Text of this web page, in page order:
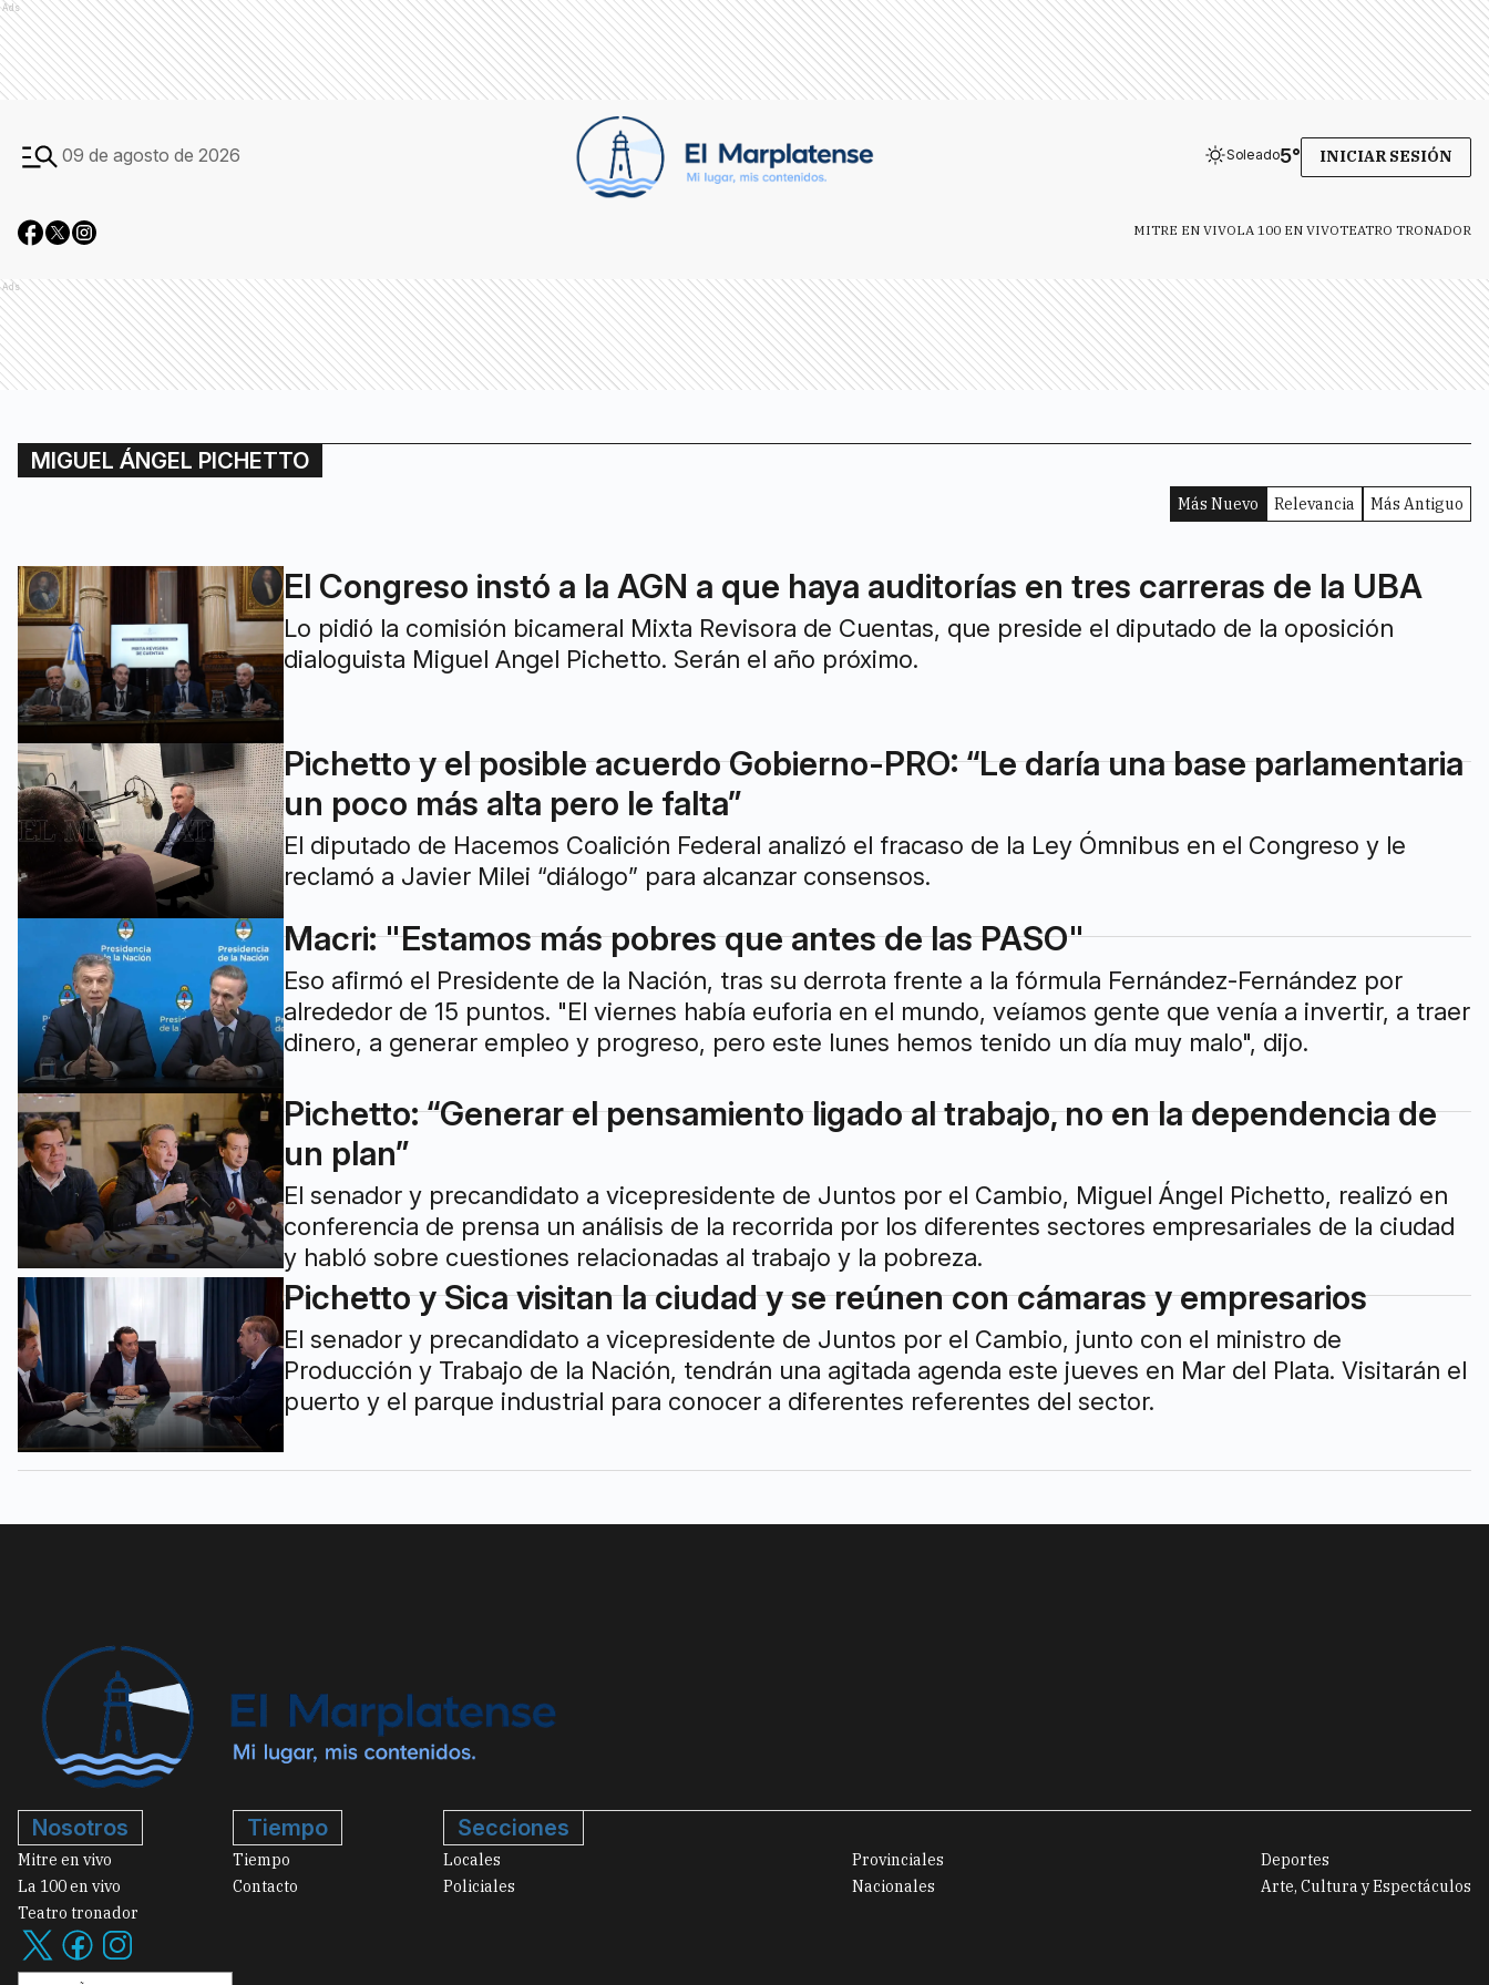
Ads
09 de agosto de 2026 Soleado5° INICIAR SESIÓN
MITRE EN VIVOLA 100 EN VIVOTEATRO TRONADOR
Ads
MIGUEL ÁNGEL PICHETTO
Más Nuevo Relevancia Más Antiguo
El Congreso instó a la AGN a que haya auditorías en tres carreras de la UBA
Lo pidió la comisión bicameral Mixta Revisora de Cuentas, que preside el diputado de la oposición
dialoguista Miguel Angel Pichetto. Serán el año próximo.
Pichetto y el posible acuerdo Gobierno-PRO: “Le daría una base parlamentaria
un poco más alta pero le falta”
El diputado de Hacemos Coalición Federal analizó el fracaso de la Ley Ómnibus en el Congreso y le
reclamó a Javier Milei “diálogo” para alcanzar consensos.
Macri: "Estamos más pobres que antes de las PASO"
Eso afirmó el Presidente de la Nación, tras su derrota frente a la fórmula Fernández-Fernández por
alrededor de 15 puntos. "El viernes había euforia en el mundo, veíamos gente que venía a invertir, a traer
dinero, a generar empleo y progreso, pero este lunes hemos tenido un día muy malo", dijo.
Pichetto: “Generar el pensamiento ligado al trabajo, no en la dependencia de
un plan”
El senador y precandidato a vicepresidente de Juntos por el Cambio, Miguel Ángel Pichetto, realizó en
conferencia de prensa un análisis de la recorrida por los diferentes sectores empresariales de la ciudad
y habló sobre cuestiones relacionadas al trabajo y la pobreza.
Pichetto y Sica visitan la ciudad y se reúnen con cámaras y empresarios
El senador y precandidato a vicepresidente de Juntos por el Cambio, junto con el ministro de
Producción y Trabajo de la Nación, tendrán una agitada agenda este jueves en Mar del Plata. Visitarán el
puerto y el parque industrial para conocer a diferentes referentes del sector.
Nosotros
Mitre en vivo
La 100 en vivo
Teatro tronador
Tiempo
Tiempo
Contacto
Secciones
Locales
Policiales
Provinciales
Nacionales
Deportes
Arte, Cultura y Espectáculos